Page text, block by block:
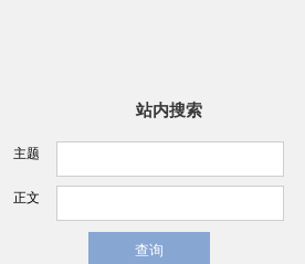
站内搜索
主题
正文